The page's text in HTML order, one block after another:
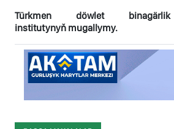
Türkmen döwlet
institutynyň mugallymy.